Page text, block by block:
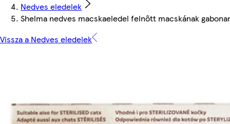
Nedves eledelek
Shelma nedves macskaeledel felnőtt macskának
Vissza a Nedves eledelek